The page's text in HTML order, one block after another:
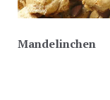
Mandelinchen